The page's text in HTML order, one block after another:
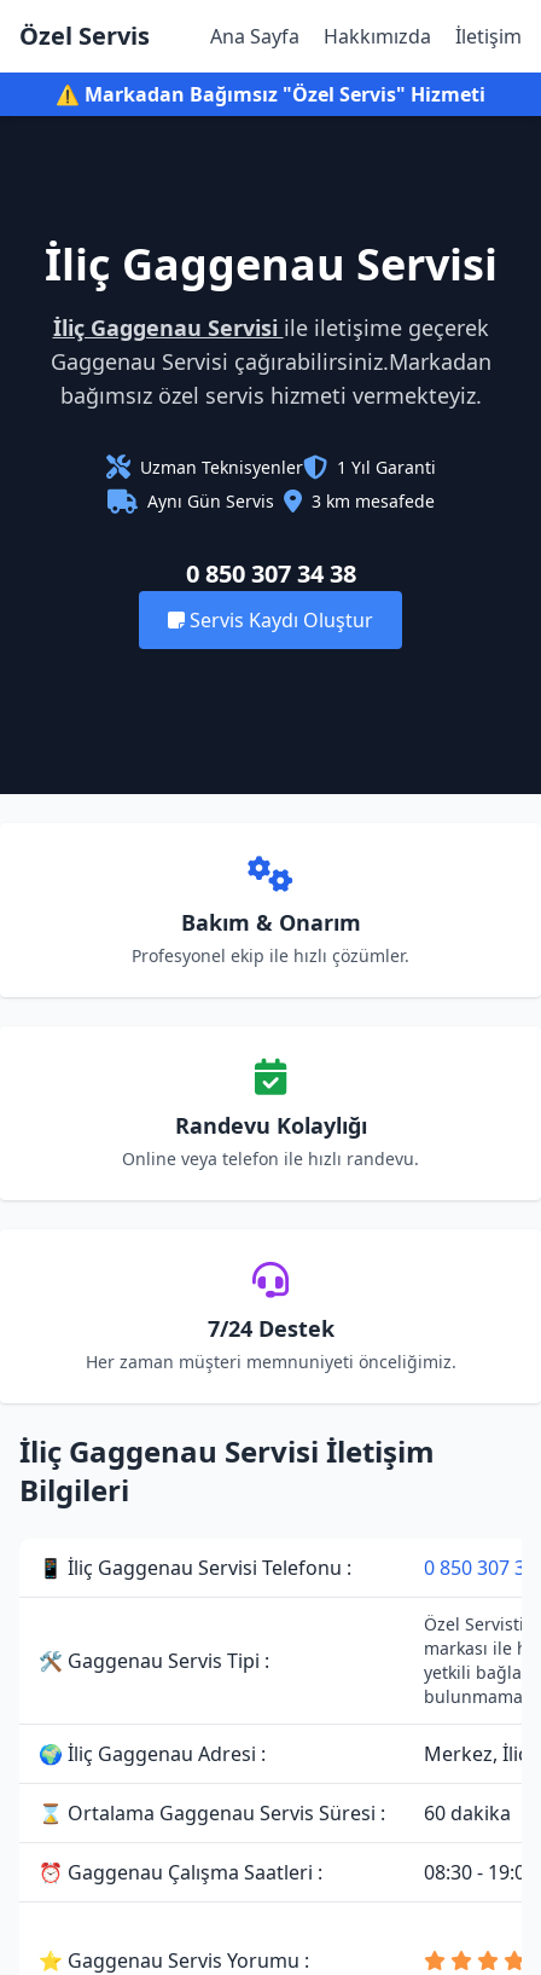
Özel Servis Ana Sayfa Hakkımızda İletişim
⚠️ Markadan Bağımsız "Özel Servis" Hizmeti
İliç Gaggenau Servisi
İliç Gaggenau Servisi ile iletişime geçerek
Gaggenau Servisi çağırabilirsiniz.Markadan
bağımsız özel servis hizmeti vermekteyiz.
Uzman Teknisyenler
1 Yıl Garanti
Aynı Gün Servis
3 km mesafede
0 850 307 34 38
Servis Kaydı Oluştur
Bakım & Onarım
Profesyonel ekip ile hızlı çözümler.
Randevu Kolaylığı
Online veya telefon ile hızlı randevu.
7/24 Destek
Her zaman müşteri memnuniyeti önceliğimiz.
İliç Gaggenau Servisi İletişim
Bilgileri
📱 İliç Gaggenau Servisi Telefonu : 0 850 307 34
🛠 Gaggenau Servis Tipi :
Özel Servistir.
markası ile
yetkili
🌍 İliç Gaggenau Adresi : Merkez, İliç/
⌛ Ortalama Gaggenau Servis Süresi : 60 dakika
⏰ Gaggenau Çalışma Saatleri : 08:30 - 19:00
⭐ Gaggenau Servis Yorumu :